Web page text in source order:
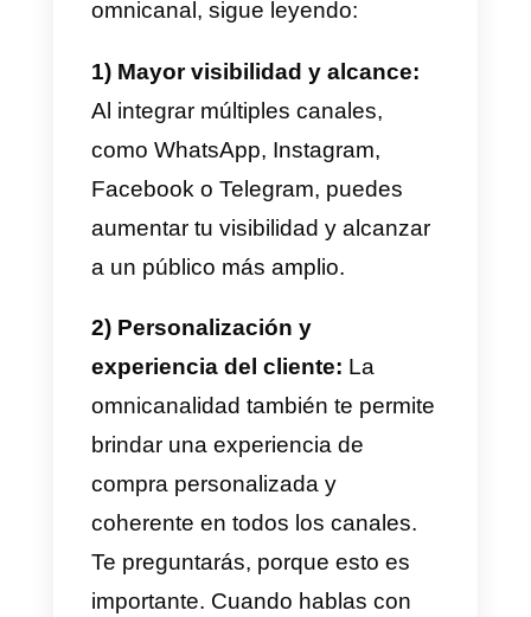
lograr aumentar tus ventas de
forma constante.
Beneficios del comercio
electrónico omnicanal
El comercio electrónico
omnicanal ofrece a las empresas
y emprendedores muchos
beneficios que son
para el negocio, debemos
recordar que el mundo de hoy es
digital y contar con múltiples